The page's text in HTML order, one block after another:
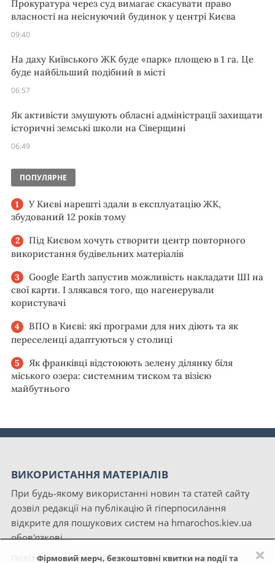
×
Фірмовий мерч, безкоштовні квитки на події та
Прокуратура через суд вимагає скасувати право
власності на неіснуючий будинок у центрі Києва
09:40
На даху Київського ЖК буде «парк» площею в 1 га. Це
буде найбільший подібний в місті
06:57
Як активісти змушують обласні адміністрації захищати
історичні земські школи на Сіверщині
06:49
ПОПУЛЯРНЕ
У Києві нарешті здали в експлуатацію ЖК,
збудований 12 років тому
Під Києвом хочуть створити центр повторного
використання будівельних матеріалів
Google Earth запустив можливість накладати ШІ на
свої карти. І злякався того, що нагенерували
користувачі
ВПО в Києві: які програми для них діють та як
переселенці адаптуються у столиці
Як франківці відстоюють зелену ділянку біля
міського озера: системним тиском та візією
майбутнього
ВИКОРИСТАННЯ МАТЕРІАЛІВ
При будь-якому використанні новин та статей сайту
дозвіл редакції на публікацію й гіперпосилання
відкрите для пошукових систем на hmarochos.kiev.ua
обов'язкові.
Політика конфіденційності сайту «Хмарочос»